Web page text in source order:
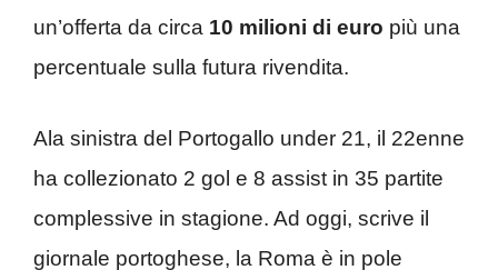
un’offerta da circa 10 milioni di euro più una
percentuale sulla futura rivendita.
Ala sinistra del Portogallo under 21, il 22enne
ha collezionato 2 gol e 8 assist in 35 partite
complessive in stagione. Ad oggi, scrive il
giornale portoghese, la Roma è in pole